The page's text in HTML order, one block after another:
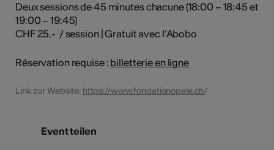
Deux sessions de 45 minutes chacune (18:00 – 18:45 et
19:00 – 19:45)
CHF 25.- / session | Gratuit avec l’Abobo
Réservation requise : billetterie en ligne
Link zur Website: https://www.fondationopale.ch/
Event teilen